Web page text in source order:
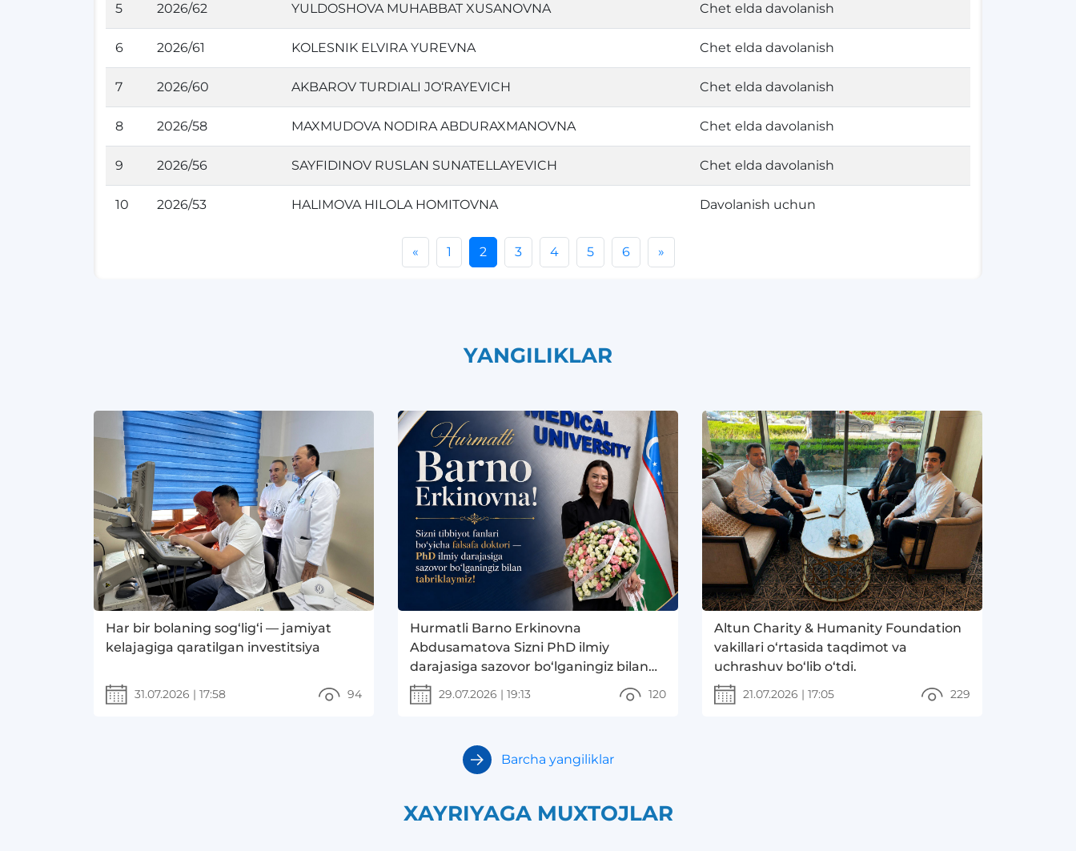
5 2026/62 YULDOSHOVA MUHABBAT XUSANOVNA Chet elda davolanish
6 2026/61 KOLESNIK ELVIRA YUREVNA Chet elda davolanish
7 2026/60 AKBAROV TURDIALI JO‘RAYEVICH Chet elda davolanish
8 2026/58 MAXMUDOVA NODIRA ABDURAXMANOVNA Chet elda davolanish
9 2026/56 SAYFIDINOV RUSLAN SUNATELLAYEVICH Chet elda davolanish
10 2026/53 HALIMOVA HILOLA HOMITOVNA Davolanish uchun
« 1 2 3 4 5 6 »
YANGILIKLAR
Har bir bolaning sog‘lig‘i — jamiyat
kelajagiga qaratilgan investitsiya
31.07.2026 | 17:58 94
Hurmatli Barno Erkinovna
Abdusamatova Sizni PhD ilmiy
darajasiga sazovor bo‘lganingiz bilan
samimiy muborakbod etamiz!
29.07.2026 | 19:13 120
Altun Charity & Humanity Foundation
vakillari o‘rtasida taqdimot va
uchrashuv bo‘lib o‘tdi.
21.07.2026 | 17:05 229
Barcha yangiliklar
XAYRIYAGA MUXTOJLAR